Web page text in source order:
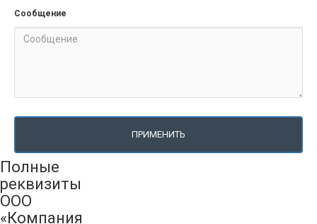
Сообщение
ПРИМЕНИТЬ
Полные
реквизиты
ООО
«Компания